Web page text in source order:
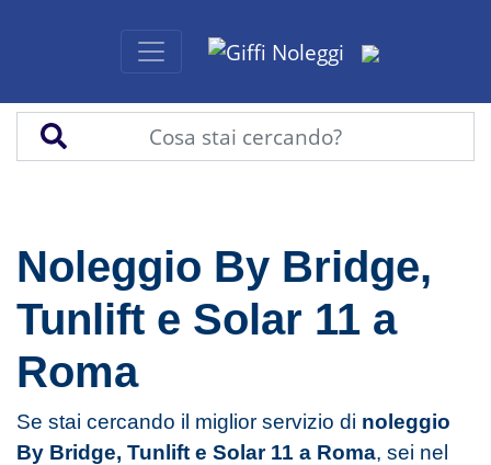
Noleggio By Bridge,
Tunlift e Solar 11 a
Roma
Se stai cercando il miglior servizio di noleggio
By Bridge, Tunlift e Solar 11 a Roma, sei nel